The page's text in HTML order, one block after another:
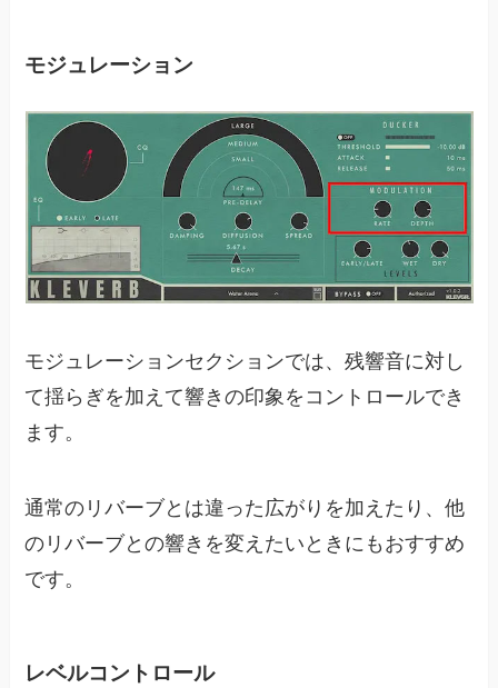
モジュレーション
モジュレーションセクションでは、残響音に対し
て揺らぎを加えて響きの印象をコントロールでき
ます。
通常のリバーブとは違った広がりを加えたり、他
のリバーブとの響きを変えたいときにもおすすめ
です。
レベルコントロール